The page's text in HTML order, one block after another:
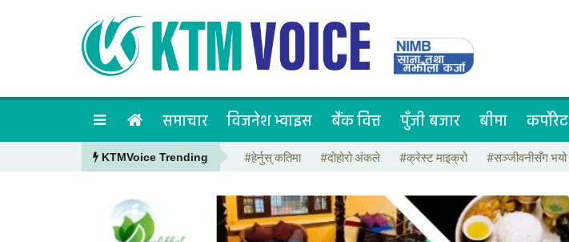
समाचार विजनेश भ्वाइस बैंक वित्त पुँजी बजार बीमा कर्पोरेट
KTMVoice Trending #हेर्नुस् कतिमा #दोहोरो अंकले #क्रेस्ट माइक्रो #सञ्जीवनीसँग भयो